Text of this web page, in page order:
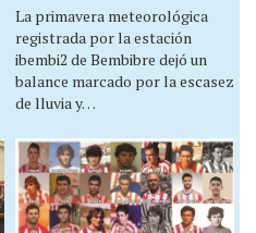
La primavera meteorológica
registrada por la estación
ibembi2 de Bembibre dejó un
balance marcado por la escasez
de lluvia y…